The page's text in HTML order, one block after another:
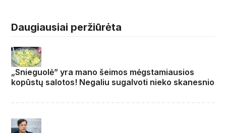
Daugiausiai peržiūrėta
„Snieguolė” yra mano šeimos mėgstamiausios
kopūstų salotos! Negaliu sugalvoti nieko skanesnio